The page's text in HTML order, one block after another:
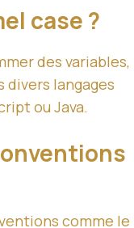
case ?
des variables,
divers langages
ou Java.
comme le